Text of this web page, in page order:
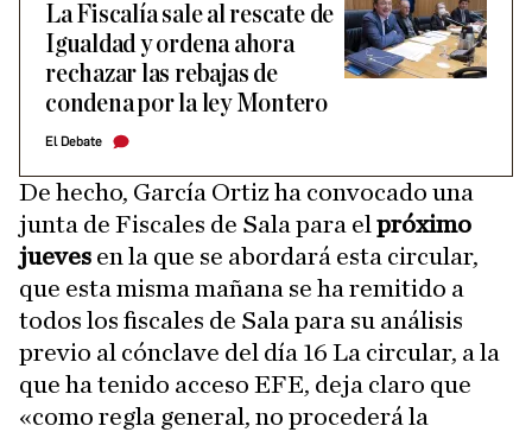
La Fiscalía sale al rescate de
Igualdad y ordena ahora
rechazar las rebajas de
condena por la ley Montero
El Debate
De hecho, García Ortiz ha convocado una
junta de Fiscales de Sala para el próximo
jueves en la que se abordará esta circular,
que esta misma mañana se ha remitido a
todos los fiscales de Sala para su análisis
previo al cónclave del día 16 La circular, a la
que ha tenido acceso EFE, deja claro que
«como regla general, no procederá la